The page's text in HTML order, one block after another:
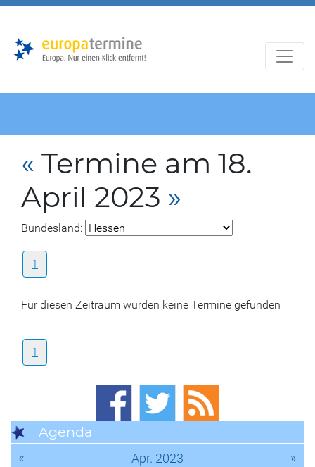
« Termine am 18.
April 2023 »
Bundesland:
1
Für diesen Zeitraum wurden keine Termine gefunden
1
Agenda
« Apr. 2023 »